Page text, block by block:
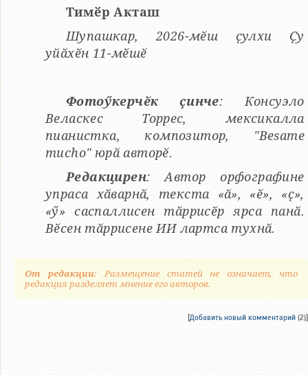
Тимӗр Акташ
Шупашкар, 2026-мӗш ҫулхи Ҫу
уйӑхӗн 11-мӗшӗ
Фотоӳкерчӗк ҫинче: Консуэло
Веласкес Торрес, мексикалла
пианистка, композитор, "Besame
mucho" юрӑ авторӗ.
Редакцирен: Автор орфографине
упраса хӑварнӑ, текста «ӑ», «ӗ», «ҫ»,
«ӳ» саспаллисен тӑррисӗр ярса панӑ.
Вӗсен тӑррисене ИИ лартса тухнӑ.
От редакции: Размещение статей не означает, что
редакция разделяет мнение его авторов.
[Добавить новый комментарий (2)]